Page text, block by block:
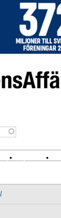
spel Nyhetsbrev